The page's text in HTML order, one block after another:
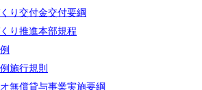
り交付金交付要綱
り推進本部規程
施行規則
無償貸与事業実施要綱